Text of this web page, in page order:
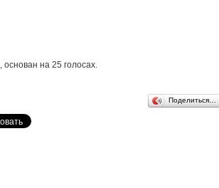
, основан на 25 голосах.
Поделиться…